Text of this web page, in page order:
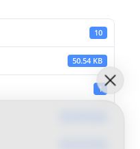
10
50.54 KB
1